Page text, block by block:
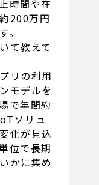
時間や在
200万円
。
て教えて
リの利用
モデルを
で年間約
ソリュ
化が見込
位で長期
かに集め